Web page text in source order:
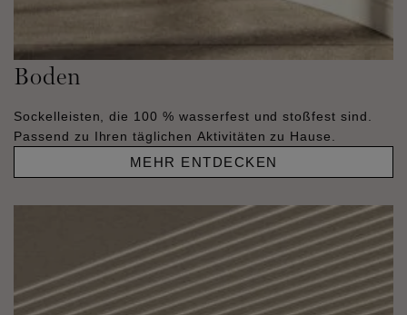
Boden
Sockelleisten, die 100 % wasserfest und stoßfest sind.
Passend zu Ihren täglichen Aktivitäten zu Hause.
MEHR ENTDECKEN